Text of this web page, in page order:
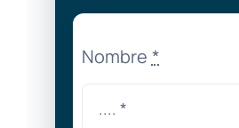
Nombre *